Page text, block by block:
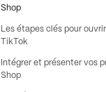
Shop
Les étapes clés pour
TikTok
Intégrer et présenter vos
Shop